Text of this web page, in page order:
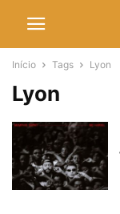
Início Tags Lyon
Lyon